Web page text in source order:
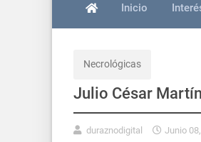
Inicio
Necrológicas
Julio César
duraznodigital Junio